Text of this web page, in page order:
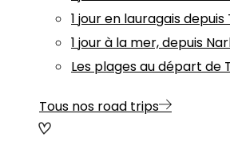
1 jour en lauragais depuis
1 jour à la mer, depuis
Les plages au départ de
Tous nos road trips